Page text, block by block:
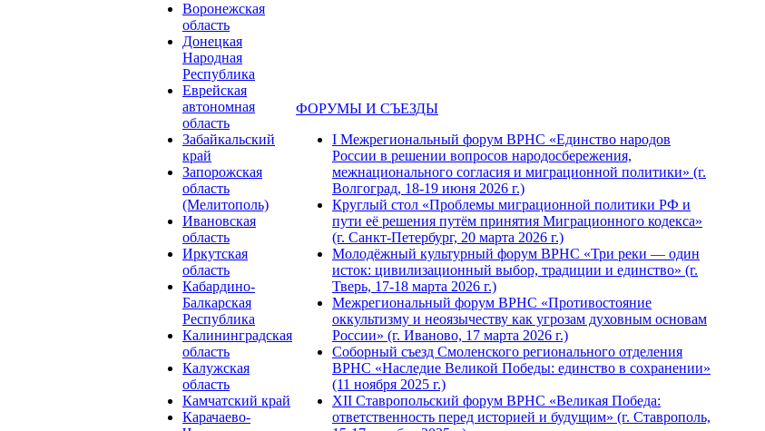
Воронежская
область
Донецкая
Народная
Республика
Еврейская
автономная
область
Забайкальский
край
Запорожская
область
(Мелитополь)
Ивановская
область
Иркутская
область
Кабардино-
Балкарская
Республика
Калининградская
область
Калужская
область
Камчатский край
Карачаево-
ФОРУМЫ И СЪЕЗДЫ
I Межрегиональный форум ВРНС «Единство народов
России в решении вопросов народосбережения,
межнационального согласия и миграционной политики» (г.
Волгоград, 18-19 июня 2026 г.)
Круглый стол «Проблемы миграционной политики РФ и
пути её решения путём принятия Миграционного кодекса»
(г. Санкт-Петербург, 20 марта 2026 г.)
Молодёжный культурный форум ВРНС «Три реки — один
исток: цивилизационный выбор, традиции и единство» (г.
Тверь, 17-18 марта 2026 г.)
Межрегиональный форум ВРНС «Противостояние
оккультизму и неоязычеству как угрозам духовным основам
России» (г. Иваново, 17 марта 2026 г.)
Соборный съезд Смоленского регионального отделения
ВРНС «Наследие Великой Победы: единство в сохранении»
(11 ноября 2025 г.)
XII Ставропольский форум ВРНС «Великая Победа:
ответственность перед историей и будущим» (г. Ставрополь,